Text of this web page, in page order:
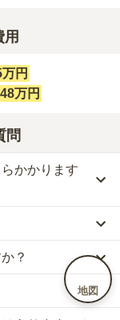
地図
用
円
48万円
問
かかります
359万円、樹木葬が
約48万円です。
）」と「墓石代」の
で、墓石代は東
寺派 金蔵寺 永代
めいただけます。
ご遺骨と一緒に埋葬
です。個別のお墓に
？
。
営する公営の霊園が